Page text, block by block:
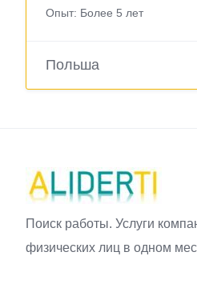
Опыт: Более 5 лет
Польша
Поиск работы. Услуги
физических лиц в одном